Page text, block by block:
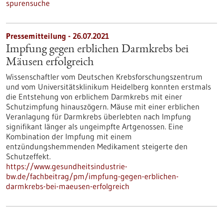
spurensuche
Pressemitteilung - 26.07.2021
Impfung gegen erblichen Darmkrebs bei
Mäusen erfolgreich
Wissenschaftler vom Deutschen Krebsforschungszentrum
und vom Universitätsklinikum Heidelberg konnten erstmals
die Entstehung von erblichem Darmkrebs mit einer
Schutzimpfung hinauszögern. Mäuse mit einer erblichen
Veranlagung für Darmkrebs überlebten nach Impfung
signifikant länger als ungeimpfte Artgenossen. Eine
Kombination der Impfung mit einem
entzündungshemmenden Medikament steigerte den
Schutzeffekt.
https://www.gesundheitsindustrie-
bw.de/fachbeitrag/pm/impfung-gegen-erblichen-
darmkrebs-bei-maeusen-erfolgreich